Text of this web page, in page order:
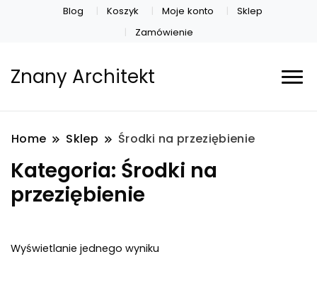
Blog Koszyk Moje konto
Sklep
Zamówienie
Znany Architekt
Home Sklep Środki na przeziębienie
Kategoria: Środki na
przeziębienie
Wyświetlanie jednego wyniku